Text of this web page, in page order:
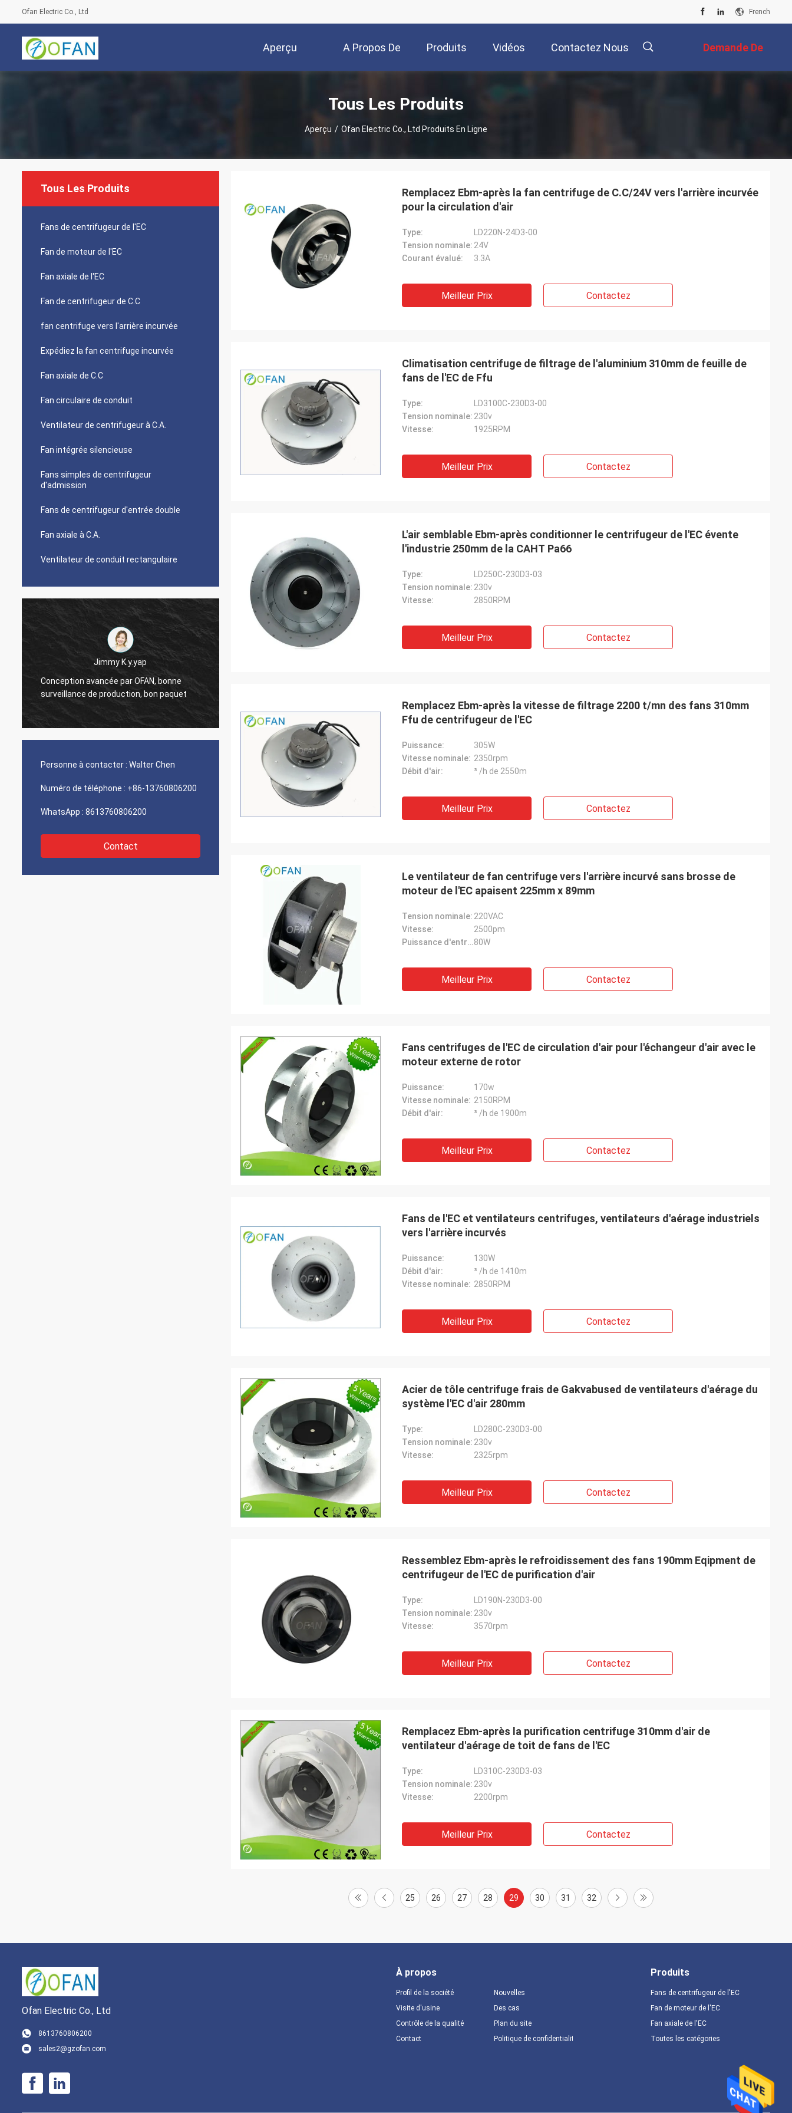
Ofan Electric Co., Ltd French
Aperçu A Propos De Produits Vidéos Contactez Nous Demande De
Soumission
Tous Les Produits
Aperçu / Ofan Electric Co., Ltd Produits En Ligne
Tous Les Produits
Fans de centrifugeur de l'EC
Fan de moteur de l'EC
Fan axiale de l'EC
Fan de centrifugeur de C.C
fan centrifuge vers l'arrière incurvée
Expédiez la fan centrifuge incurvée
Fan axiale de C.C
Fan circulaire de conduit
Ventilateur de centrifugeur à C.A.
Fan intégrée silencieuse
Fans simples de centrifugeur
d'admission
Fans de centrifugeur d'entrée double
Fan axiale à C.A.
Ventilateur de conduit rectangulaire
Jimmy K.y.yap
Conception avancée par OFAN, bonne
surveillance de production, bon paquet
Marquez Aramli
durable
Personne à contacter : Walter Chen
Numéro de téléphone : +86-13760806200
WhatsApp : 8613760806200
Contact
Remplacez Ebm-après la fan centrifuge de C.C/24V vers l'arrière incurvée
pour la circulation d'air
Type:
LD220N-24D3-00
Tension nominale: 24V
Courant évalué:
3.3A
Meilleur Prix Contactez
Climatisation centrifuge de filtrage de l'aluminium 310mm de feuille de
fans de l'EC de Ffu
Type:
LD3100C-230D3-00
Tension nominale: 230v
Vitesse:
1925RPM
Meilleur Prix Contactez
L'air semblable Ebm-après conditionner le centrifugeur de l'EC évente
l'industrie 250mm de la CAHT Pa66
Type:
LD250C-230D3-03
Tension nominale: 230v
Vitesse:
2850RPM
Meilleur Prix Contactez
Remplacez Ebm-après la vitesse de filtrage 2200 t/mn des fans 310mm
Ffu de centrifugeur de l'EC
Puissance:
305W
Vitesse nominale: 2350rpm
Débit d'air:
³ /h de 2550m
Meilleur Prix Contactez
Le ventilateur de fan centrifuge vers l'arrière incurvé sans brosse de
moteur de l'EC apaisent 225mm x 89mm
Tension nominale: 220VAC
Vitesse:
2500pm
Puissance d'entrée:80W
Meilleur Prix Contactez
Fans centrifuges de l'EC de circulation d'air pour l'échangeur d'air avec le
moteur externe de rotor
Puissance:
170w
Vitesse nominale: 2150RPM
Débit d'air:
³ /h de 1900m
Meilleur Prix Contactez
Fans de l'EC et ventilateurs centrifuges, ventilateurs d'aérage industriels
vers l'arrière incurvés
Puissance:
130W
Débit d'air:
³ /h de 1410m
Vitesse nominale: 2850RPM
Meilleur Prix Contactez
Acier de tôle centrifuge frais de Gakvabused de ventilateurs d'aérage du
système l'EC d'air 280mm
Type:
LD280C-230D3-00
Tension nominale: 230v
Vitesse:
2325rpm
Meilleur Prix Contactez
Ressemblez Ebm-après le refroidissement des fans 190mm Eqipment de
centrifugeur de l'EC de purification d'air
Type:
LD190N-230D3-00
Tension nominale: 230v
Vitesse:
3570rpm
Meilleur Prix Contactez
Remplacez Ebm-après la purification centrifuge 310mm d'air de
ventilateur d'aérage de toit de fans de l'EC
Type:
LD310C-230D3-03
Tension nominale: 230v
Vitesse:
2200rpm
Meilleur Prix Contactez
25 26 27 28 29 30 31 32
Ofan Electric Co., Ltd
8613760806200
sales2@gzofan.com
À propos
Profil de la société
Visite d'usine
Contrôle de la qualité
Contact
Nouvelles
Des cas
Plan du site
Politique de confidentialité
Produits
Fans de centrifugeur de l'EC
Fan de moteur de l'EC
Fan axiale de l'EC
Toutes les catégories